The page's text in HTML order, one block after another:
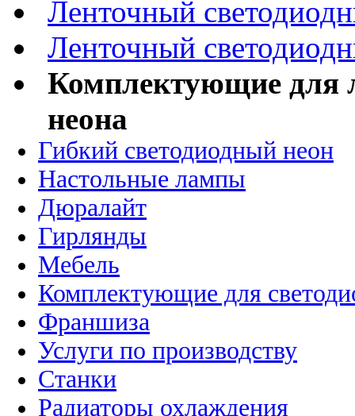
Ленточный
Ленточный
Комплектующие для
неона
Гибкий светодиодный неон
Настольные лампы
Дюралайт
Гирлянды
Мебель
Комплектующие для
Франшиза
Услуги по производству
Станки
Радиаторы охлаждения